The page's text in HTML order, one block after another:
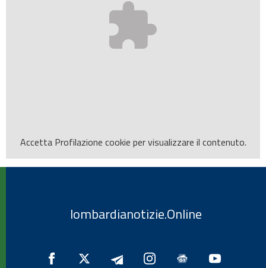
Accetta Profilazione cookie per visualizzare il contenuto.
lombardianotizie.Online